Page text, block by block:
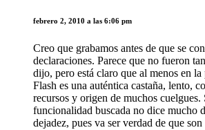
febrero 2, 2010 a las 6:06 pm
Creo que grabamos antes de que se
declaraciones. Parece que no fueron
dijo, pero está claro que al menos en
Flash es una auténtica castaña, lento,
recursos y origen de muchos cuelgues.
funcionalidad buscada no dice mucho
dejadez, pues va ser verdad de que